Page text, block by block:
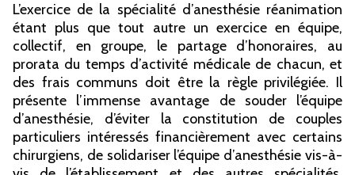
L’exercice de la spécialité d’anesthésie réanimation
étant plus que tout autre un exercice en équipe,
collectif, en groupe, le partage d’honoraires, au
prorata du temps d’activité médicale de chacun, et
des frais communs doit être la règle privilégiée. Il
présente l’immense avantage de souder l’équipe
d’anesthésie, d’éviter la constitution de couples
particuliers intéressés financièrement avec certains
chirurgiens, de solidariser l’équipe d’anesthésie vis-à-